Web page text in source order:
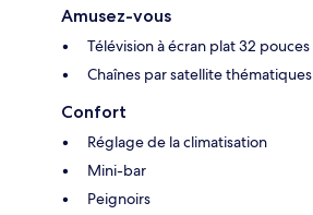
Amusez-vous
Télévision à écran plat 32 pouces
Chaînes par satellite thématiques
Confort
Réglage de la climatisation
Mini-bar
Peignoirs